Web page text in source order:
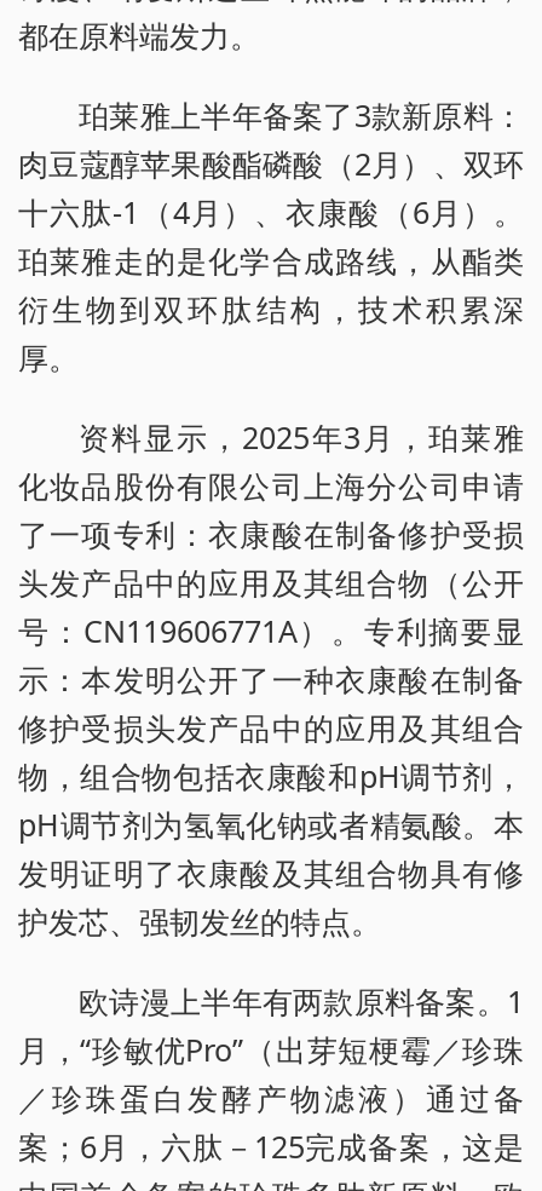
都在原料端发力。
珀莱雅上半年备案了3款新原料：
肉豆蔻醇苹果酸酯磷酸（2月）、双环
十六肽-1（4月）、衣康酸（6月）。
珀莱雅走的是化学合成路线，从酯类
衍生物到双环肽结构，技术积累深
厚。
资料显示，2025年3月，珀莱雅
化妆品股份有限公司上海分公司申请
了一项专利：衣康酸在制备修护受损
头发产品中的应用及其组合物（公开
号：CN119606771A）。专利摘要显
示：本发明公开了一种衣康酸在制备
修护受损头发产品中的应用及其组合
物，组合物包括衣康酸和pH调节剂，
pH调节剂为氢氧化钠或者精氨酸。本
发明证明了衣康酸及其组合物具有修
护发芯、强韧发丝的特点。
欧诗漫上半年有两款原料备案。1
月，“珍敏优Pro”（出芽短梗霉／珍珠
／珍珠蛋白发酵产物滤液）通过备
案；6月，六肽－125完成备案，这是